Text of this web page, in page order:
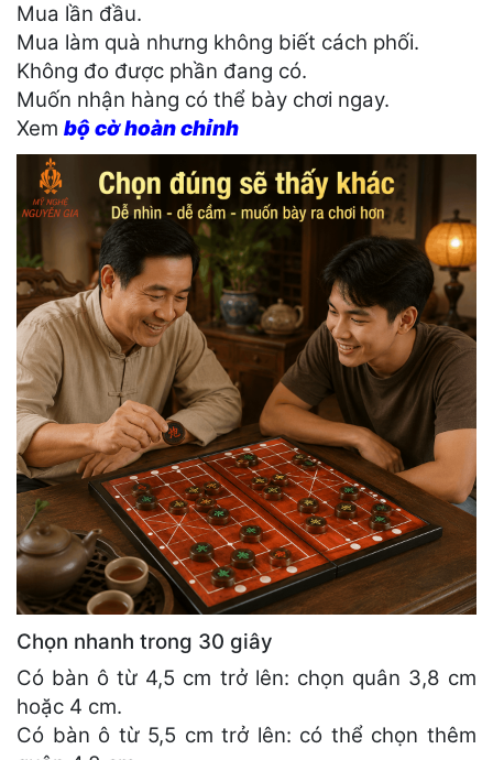
Mua lần đầu.
Mua làm quà nhưng không biết cách phối.
Không đo được phần đang có.
Muốn nhận hàng có thể bày chơi ngay.
Xem bộ cờ hoàn chỉnh
Chọn nhanh trong 30 giây
Có bàn ô từ 4,5 cm trở lên: chọn quân 3,8 cm
hoặc 4 cm.
Có bàn ô từ 5,5 cm trở lên: có thể chọn thêm